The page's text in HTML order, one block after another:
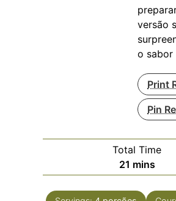
versão
o sabor
Print
Pin
Total Time
21 minutes
mins